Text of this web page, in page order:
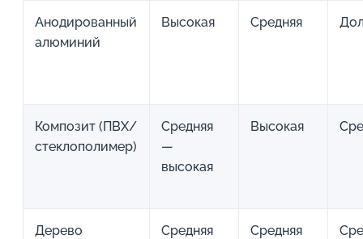
Анодированный
алюминий
Высокая Средняя
Композит (ПВХ/
стеклополимер)
Средняя
—
высокая
Высокая
Дерево Средняя Средняя